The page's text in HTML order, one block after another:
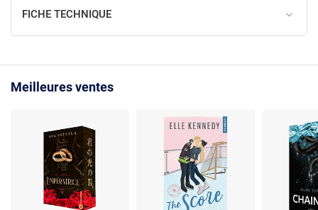
FICHE TECHNIQUE
Meilleures ventes